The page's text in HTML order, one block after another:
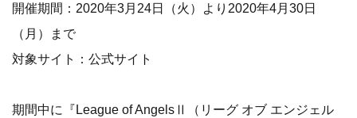
開催期間：2020年3月24日（火）より2020年4月30日
（月）まで
対象サイト：公式サイト
期間中に『League of AngelsⅡ（リーグ オブ エンジェル